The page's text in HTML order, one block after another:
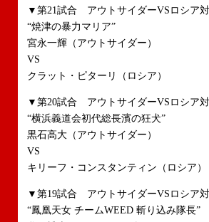
▼第21試合 アウトサイダーVSロシア
“焼津の暴力マリア”
宮永一輝（アウトサイダー）
VS
クラット・ピターリ（ロシア）
▼第20試合 アウトサイダーVSロシア
“横浜義道会初代総長濱の狂犬”
黒石高大（アウトサイダー）
VS
キリーフ・コンスタンティン（ロシア）
▼第19試合 アウトサイダーVSロシア
“鳳凰天女 チームWEED 斬り込み隊長”